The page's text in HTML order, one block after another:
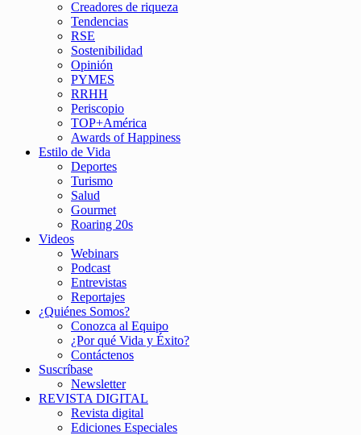
Creadores de riqueza
Tendencias
RSE
Sostenibilidad
Opinión
PYMES
RRHH
Periscopio
TOP+América
Awards of Happiness
Estilo de Vida
Deportes
Turismo
Salud
Gourmet
Roaring 20s
Videos
Webinars
Podcast
Entrevistas
Reportajes
¿Quiénes Somos?
Conozca al Equipo
¿Por qué Vida y Éxito?
Contáctenos
Suscríbase
Newsletter
REVISTA DIGITAL
Revista digital
Ediciones Especiales